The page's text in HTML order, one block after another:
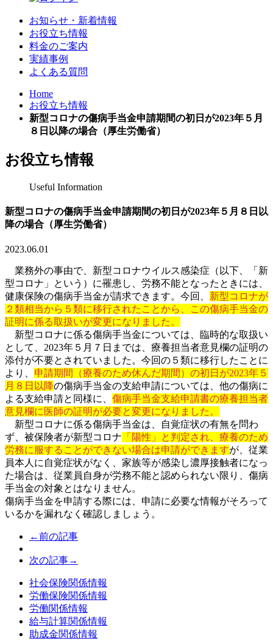
お知らせ・新着情報
お役立ち情報
料金のご案内
実績事例
よくある質問
Home
お役立ち情報
新型コロナの傷病手当金申請期間の初日が2023年５月
８日以降の場合（厚生労働省）
お役立ち情報
Useful Information
新型コロナの傷病手当金申請期間の初日が2023年５月８日以
降の場合（厚生労働省）
2023.06.01
業務外の事由で、新型コロナウイルス感染症（以下、「新
型コロナ」という）に罹患し、労務不能となったときには、
健康保険の傷病手当金が請求できます。今回、 新型コロナが
２類相当から５類に移行されたことから、この傷病手当金の
証明に係る取扱いが変更になりました。
新型コロナに係る傷病手当金については、臨時的な取扱い
として、2023年５月７日までは、療養担当者意見欄の証明の
添付が不要とされていました。今回の５類に移行したことに
より、 申請期間（療養のため休んだ期間）の初日が2023年５
月８日以降の傷病手当金の支給申請については、他の傷病に
よる支給申請と同様に、 傷病手当金支給申請書の療養担当者
意見欄に医師の証明が必要と変更になりました。
新型コロナに係る傷病手当金は、自覚症状の有無を問わ
ず、被保険者が新型コロナ 「陽性」と判定され、療養のため
労務に服することができない場合は申請ができますが、従業
員本人に自覚症状がなく、家族等が感染し濃厚接触者になっ
た場合は、従業員自身が労務不能と認められない限り、傷病
手当金の対象とはなりません。
傷病手当金を申請する際には、申請に必要な情報がそろって
いるかを漏れなく確認しましょう。
←前の記事
次の記事→
社会保険関係情報
労働保険関係情報
労働関係情報
給与計算関係情報
助成金関係情報